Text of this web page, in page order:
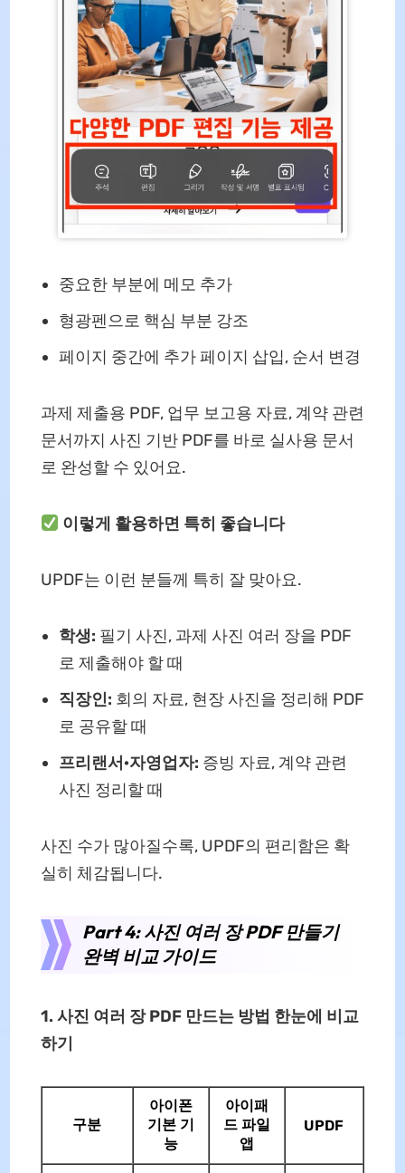
중요한 부분에 메모 추가
형광펜으로 핵심 부분 강조
페이지 중간에 추가 페이지 삽입, 순서 변경
과제 제출용 PDF, 업무 보고용 자료, 계약 관련
문서까지 사진 기반 PDF를 바로 실사용 문서
로 완성할 수 있어요.
이렇게 활용하면 특히 좋습니다
UPDF는 이런 분들께 특히 잘 맞아요.
학생: 필기 사진, 과제 사진 여러 장을 PDF
로 제출해야 할 때
직장인: 회의 자료, 현장 사진을 정리해 PDF
로 공유할 때
프리랜서·자영업자: 증빙 자료, 계약 관련
사진 정리할 때
사진 수가 많아질수록, UPDF의 편리함은 확
실히 체감됩니다.
Part 4: 사진 여러 장 PDF 만들기
완벽 비교 가이드
1. 사진 여러 장 PDF 만드는 방법 한눈에 비교
하기
구분
아이폰
기본 기
능
아이패
드 파일
앱
UPDF